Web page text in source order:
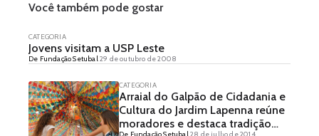
Você também pode gostar
CATEGORIA
Jovens visitam a USP Leste
De Fundação Setubal29 de outubro de 2008
CATEGORIA
Arraial do Galpão de Cidadania e
Cultura do Jardim Lapenna reúne
moradores e destaca tradição